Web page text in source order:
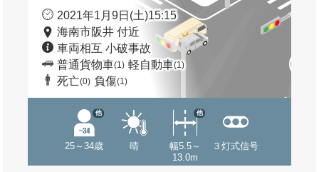
2021年1月9日(土)15:15
海南市阪井 付近
車両相互 小破事故
普通貨物車(1) 軽自動車(1)
死亡(0) 負傷(1)
25～34歳
他
晴
幅5.5～
13.0m
他
３灯式信号